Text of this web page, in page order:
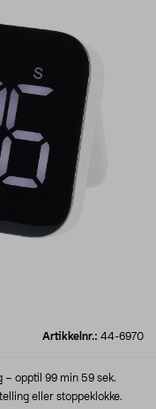
Artikkelnr.: 44-6970
– opptil 99 min 59 sek.
eller stoppeklokke.